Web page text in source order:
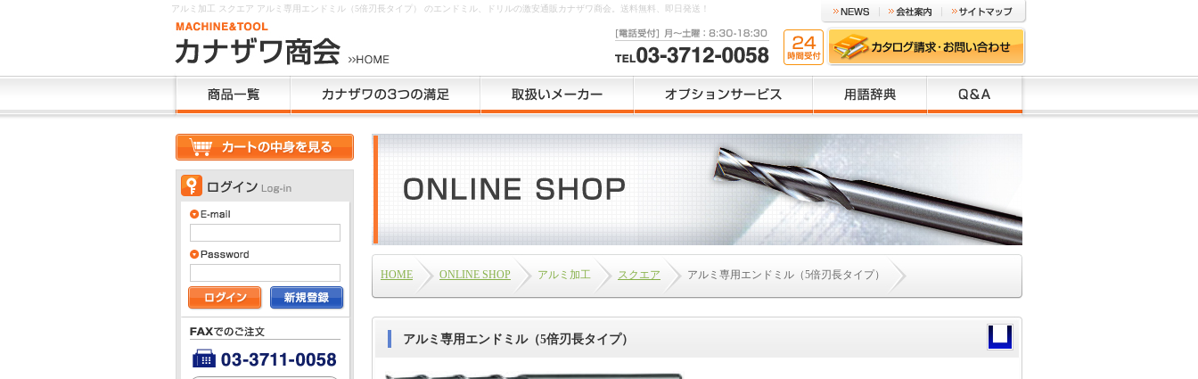
アルミ加工 スクエア アルミ専用エンドミル（5倍刃長タイプ） のエンドミル、ドリルの激安通販カナザワ商会。送料無料、即日発送！
HOME ONLINE SHOP アルミ加工 スクエア アルミ専用エンドミル（5倍刃長タイプ）
アルミ専用エンドミル（5倍刃長タイプ）